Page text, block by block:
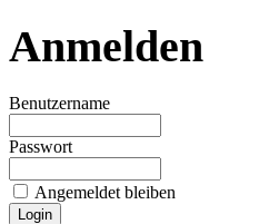
Anmelden
Benutzername
Passwort
Angemeldet bleiben